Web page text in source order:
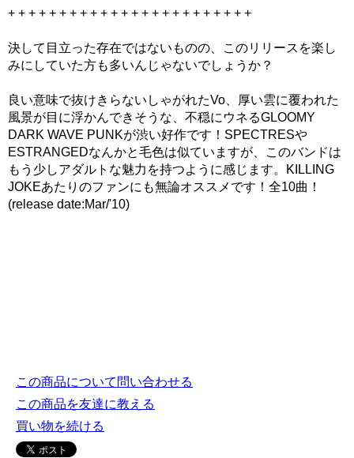
+ + + + + + + + + + + + + + + + + + + + + + + +
決して目立った存在ではないものの、このリリースを楽し
みにしていた方も多いんじゃないでしょうか？
良い意味で抜けきらないしゃがれたVo、厚い雲に覆われた
風景が目に浮かんできそうな、不穏にウネるGLOOMY
DARK WAVE PUNKが渋い好作です！SPECTRESや
ESTRANGEDなんかと毛色は似ていますが、このバンドは
もう少しアダルトな魅力を持つように感じます。KILLING
JOKEあたりのファンにも無論オススメです！全10曲！
(release date:Mar/'10)
この商品について問い合わせる
この商品を友達に教える
買い物を続ける